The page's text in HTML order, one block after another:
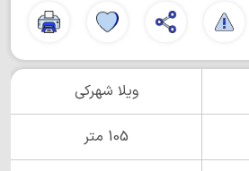
ویلا شهرکی
105 متر